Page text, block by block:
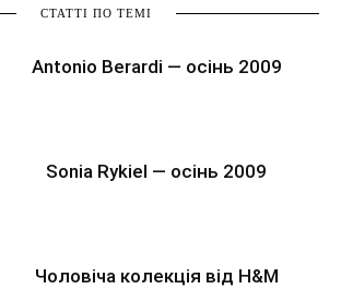
СТАТТІ ПО ТЕМІ
Antonio Berardi — осінь 2009
Sonia Rykiel — осінь 2009
Чоловіча колекція від H&M